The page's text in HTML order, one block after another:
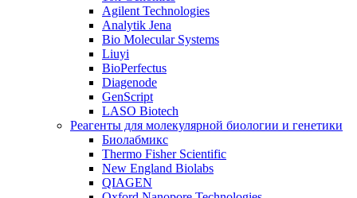
Agilent Technologies
Analytik Jena
Bio Molecular Systems
Liuyi
BioPerfectus
Diagenode
GenScript
LASO Biotech
Реагенты для молекулярной биологии и генетики
Биолабмикс
Thermo Fisher Scientific
New England Biolabs
QIAGEN